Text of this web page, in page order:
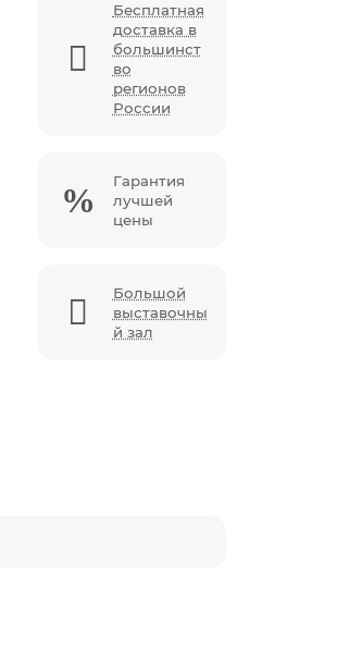
Бесплатная
доставка в
большинст
во
регионов
России
Гарантия
лучшей
цены
Большой
выставочны
й зал